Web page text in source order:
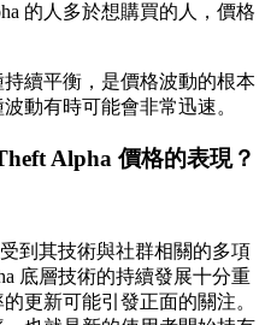
的人多於想購買的人，價格
續平衡，是價格波動的根本
動有時可能會非常迅速。
Alpha 價格的表現？
到其技術與社群相關的多項
底層技術的持續發展十分重
更新可能引發正面的關注。